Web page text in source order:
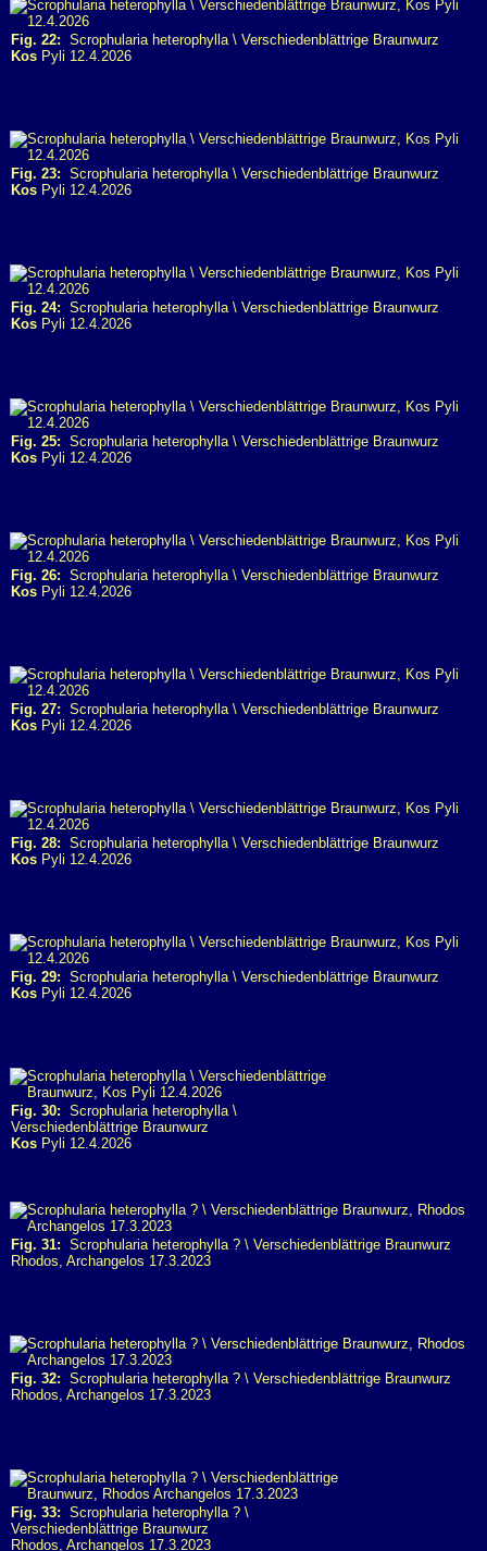
Fig. 22: Scrophularia heterophylla \ Verschiedenblättrige Braunwurz
Kos Pyli 12.4.2026
Fig. 23: Scrophularia heterophylla \ Verschiedenblättrige Braunwurz
Kos Pyli 12.4.2026
Fig. 24: Scrophularia heterophylla \ Verschiedenblättrige Braunwurz
Kos Pyli 12.4.2026
Fig. 25: Scrophularia heterophylla \ Verschiedenblättrige Braunwurz
Kos Pyli 12.4.2026
Fig. 26: Scrophularia heterophylla \ Verschiedenblättrige Braunwurz
Kos Pyli 12.4.2026
Fig. 27: Scrophularia heterophylla \ Verschiedenblättrige Braunwurz
Kos Pyli 12.4.2026
Fig. 28: Scrophularia heterophylla \ Verschiedenblättrige Braunwurz
Kos Pyli 12.4.2026
Fig. 29: Scrophularia heterophylla \ Verschiedenblättrige Braunwurz
Kos Pyli 12.4.2026
Fig. 30: Scrophularia heterophylla \
Verschiedenblättrige Braunwurz
Kos Pyli 12.4.2026
Fig. 31: Scrophularia heterophylla ? \ Verschiedenblättrige Braunwurz
Rhodos, Archangelos 17.3.2023
Fig. 32: Scrophularia heterophylla ? \ Verschiedenblättrige Braunwurz
Rhodos, Archangelos 17.3.2023
Fig. 33: Scrophularia heterophylla ? \
Verschiedenblättrige Braunwurz
Rhodos, Archangelos 17.3.2023